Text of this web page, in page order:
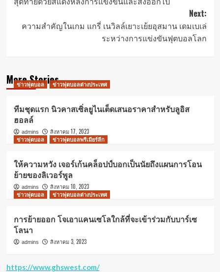
Next:
ความสำคัญในเกม แกรี่ เนวิลล์เยาะเย้ยอุสมาน เดมเบเล่
ระหว่างการแข่งขันฟุตบอลโลก
More Stories
ข่าวฟุตบอล ข่าวฟุตบอลต่างประเทศ
ทีมชุดแรก นิวคาสเซิ่ลยูไนเต็ดเสนอราคาสำหรับลูอิส
ฮอลล์
admins
สิงหาคม 17, 2023
ข่าวฟุตบอล
ข่าวฟุตบอลพรีเมียร์ลีก
ให้ความหวัง เจอร์เก้นคล็อปป์บอกเป็นนัยถึงแผนการโอน
ย้ายของลิเวอร์พูล
admins
สิงหาคม 10, 2023
ข่าวฟุตบอล
ข่าวฟุตบอลต่างประเทศ
การย้ายออก โจเอาแคนเซโลใกล้ที่จะเข้าร่วมกับบาร์เซ
โลนา
admins สิงหาคม 3, 2023
https://www.ghswest.com/